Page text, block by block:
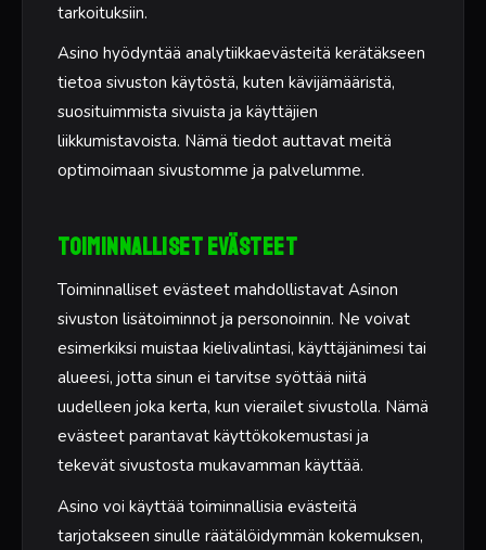
tarkoituksiin.
Asino hyödyntää analytiikkaevästeitä kerätäkseen
tietoa sivuston käytöstä, kuten kävijämääristä,
suosituimmista sivuista ja käyttäjien
liikkumistavoista. Nämä tiedot auttavat meitä
optimoimaan sivustomme ja palvelumme.
Toiminnalliset evästeet
Toiminnalliset evästeet mahdollistavat Asinon
sivuston lisätoiminnot ja personoinnin. Ne voivat
esimerkiksi muistaa kielivalintasi, käyttäjänimesi tai
alueesi, jotta sinun ei tarvitse syöttää niitä
uudelleen joka kerta, kun vierailet sivustolla. Nämä
evästeet parantavat käyttökokemustasi ja
tekevät sivustosta mukavamman käyttää.
Asino voi käyttää toiminnallisia evästeitä
tarjotakseen sinulle räätälöidymmän kokemuksen,